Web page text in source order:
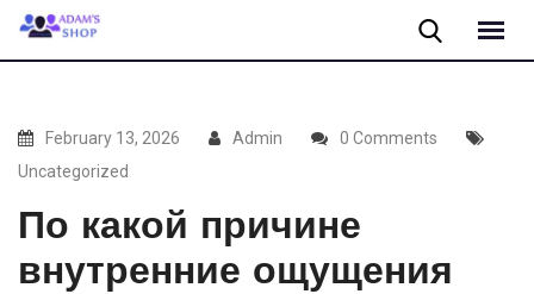
Skip
February 13, 2026 Admin
0 Comments
Uncategorized
По какой причине
внутренние ощущения